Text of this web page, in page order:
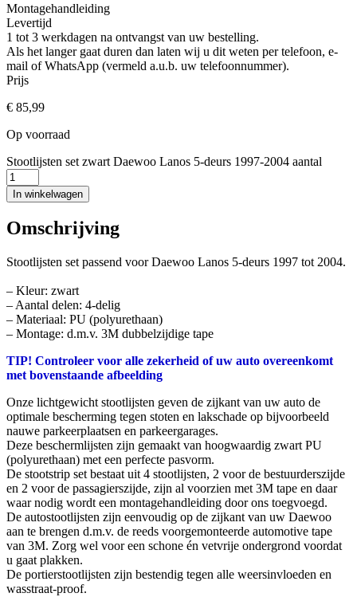
Montagehandleiding
Levertijd
1 tot 3 werkdagen na ontvangst van uw bestelling.
Als het langer gaat duren dan laten wij u dit weten per telefoon, e-
mail of WhatsApp (vermeld a.u.b. uw telefoonnummer).
Prijs
€ 85,99
Op voorraad
Stootlijsten set zwart Daewoo Lanos 5-deurs 1997-2004 aantal
In winkelwagen
Omschrijving
Stootlijsten set passend voor Daewoo Lanos 5-deurs 1997 tot 2004.
– Kleur: zwart
– Aantal delen: 4-delig
– Materiaal: PU (polyurethaan)
– Montage: d.m.v. 3M dubbelzijdige tape
TIP! Controleer voor alle zekerheid of uw auto overeenkomt
met bovenstaande afbeelding
Onze lichtgewicht stootlijsten geven de zijkant van uw auto de
optimale bescherming tegen stoten en lakschade op bijvoorbeeld
nauwe parkeerplaatsen en parkeergarages.
Deze beschermlijsten zijn gemaakt van hoogwaardig zwart PU
(polyurethaan) met een perfecte pasvorm.
De stootstrip set bestaat uit 4 stootlijsten, 2 voor de bestuurderszijde
en 2 voor de passagierszijde, zijn al voorzien met 3M tape en daar
waar nodig wordt een montagehandleiding door ons toegvoegd.
De autostootlijsten zijn eenvoudig op de zijkant van uw Daewoo
aan te brengen d.m.v. de reeds voorgemonteerde automotive tape
van 3M. Zorg wel voor een schone én vetvrije ondergrond voordat
u gaat plakken.
De portierstootlijsten zijn bestendig tegen alle weersinvloeden en
wasstraat-proof.